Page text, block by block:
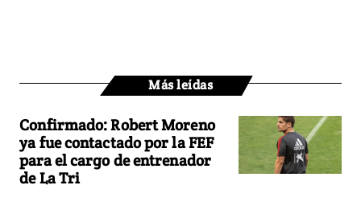
Más leídas
Confirmado: Robert Moreno
ya fue contactado por la FEF
para el cargo de entrenador
de La Tri